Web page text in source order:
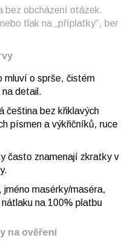
bez obcházení otázek.
tlak na „příplatky“, ber
mluví o sprše, čistém
detail.
čeština bez křiklavých
písmen a výkřičníků, ruce
často znamenají zkratky v
masérky/maséra,
na 100% platbu
na ověření